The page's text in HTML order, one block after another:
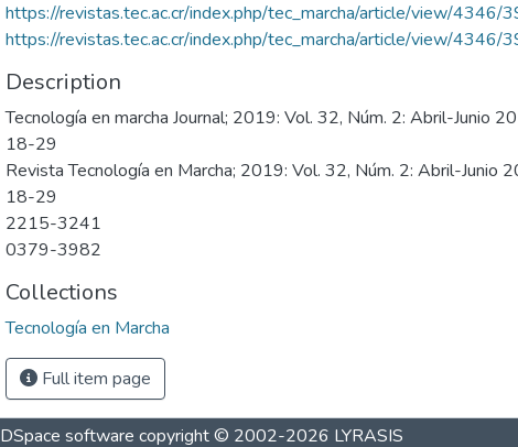
https://revistas.tec.ac.cr/index.php/tec_marcha/article/view/4346/
https://revistas.tec.ac.cr/index.php/tec_marcha/article/view/4346/
Description
Tecnología en marcha Journal; 2019: Vol. 32, Núm. 2: Abril-Junio
18-29
Revista Tecnología en Marcha; 2019: Vol. 32, Núm. 2: Abril-Junio
18-29
2215-3241
0379-3982
Collections
Tecnología en Marcha
Full item page
DSpace software copyright © 2002-2026 LYRASIS